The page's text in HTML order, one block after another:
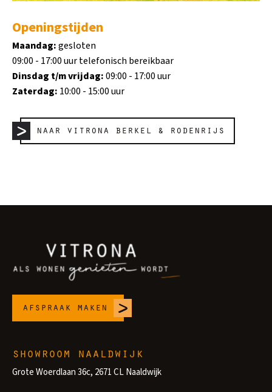
Openingstijden
Maandag:gesloten
09:00 - 17:00 uur telefonisch bereikbaar
Dinsdag t/m vrijdag:09:00 - 17:00 uur
Zaterdag: 10:00 - 15:00 uur
naar vitrona berkel & rodenrijs
afspraak maken
showroom naaldwijk
Grote Woerdlaan 36c, 2671 CL Naaldwijk